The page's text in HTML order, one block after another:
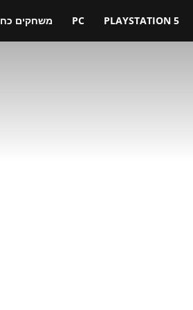
משחקים PC PLAYSTATION 5